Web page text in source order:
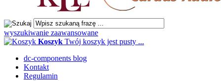
wyszukiwanie zaawansowane
Koszyk Twój koszyk jest pusty ...
dc-components blog
Kontakt
Regulamin